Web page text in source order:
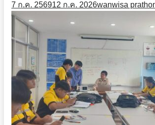
7 ก.ค. 256912 ก.ค. 2026wanwisa